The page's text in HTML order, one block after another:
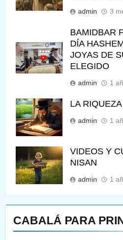
CABALÁ PARA
admin 3
BAMIDBAR
DÍA
JOYAS DE
ELEGIDO
admin 1
LA
admin 1
VIDEOS Y
NISAN
admin 1